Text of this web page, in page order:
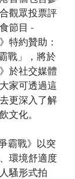
觀眾投票評
節目 -
特約贊助：
戰」，將於
於社交媒體
家可透過這
更深入了解
文化。
霸戰》以突
環境舒適度
騷形式拍